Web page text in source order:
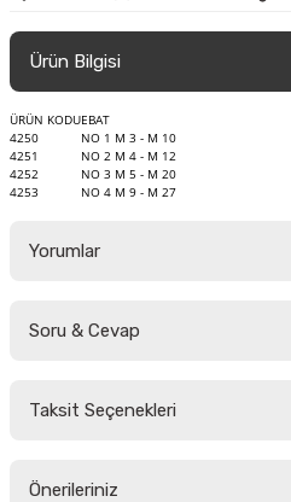
Ürün Bilgisi
ÜRÜN KODUEBAT
4250
NO 1 M 3 - M 10
4251
NO 2 M 4 - M 12
4252
NO 3 M 5 - M 20
4253
NO 4 M 9 - M 27
Yorumlar
Soru & Cevap
Taksit Seçenekleri
Önerileriniz